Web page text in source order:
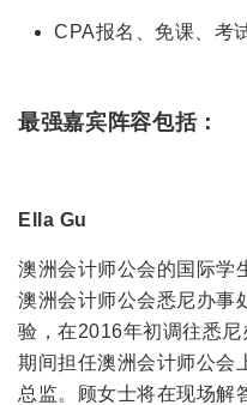
CPA报名、免课、考
最强嘉宾阵容包括：
Ella Gu
澳洲会计师公会的国际学
澳洲会计师公会悉尼办事
验，在2016年初调往悉
期间担任澳洲会计师公会
总监。顾女士将在现场解